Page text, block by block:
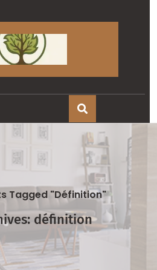
Tagged "définition"
définition